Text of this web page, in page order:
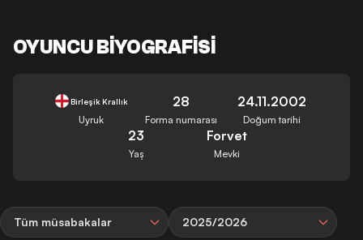
OYUNCU BIYOGRAFISI
Birleşik Krallık
Uyruk
28
Forma numarası
24.11.2002
Doğum tarihi
23
Yaş
Forvet
Mevki
Tüm müsabakalar 2025/2026